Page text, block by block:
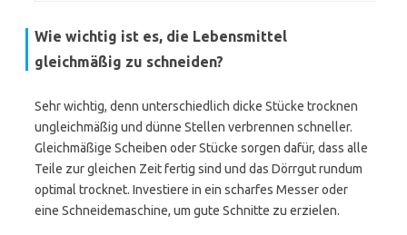
Wie wichtig ist es, die Lebensmittel
gleichmäßig zu schneiden?
Sehr wichtig, denn unterschiedlich dicke Stücke trocknen
ungleichmäßig und dünne Stellen verbrennen schneller.
Gleichmäßige Scheiben oder Stücke sorgen dafür, dass alle
Teile zur gleichen Zeit fertig sind und das Dörrgut rundum
optimal trocknet. Investiere in ein scharfes Messer oder
eine Schneidemaschine, um gute Schnitte zu erzielen.